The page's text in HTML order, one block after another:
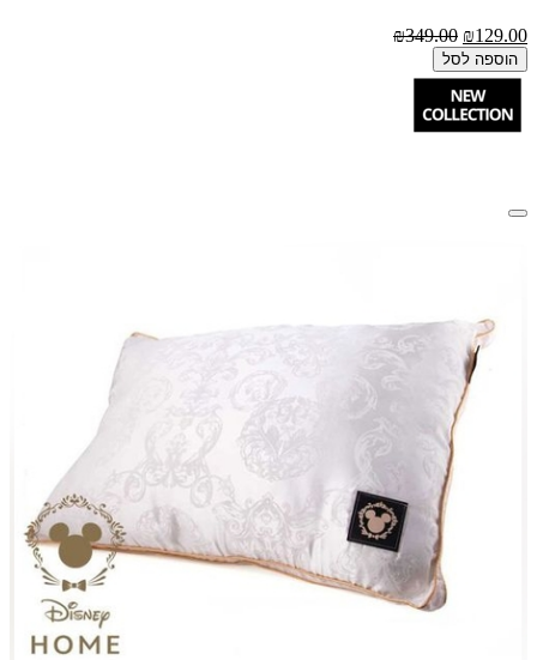
₪129.00
₪349.00
הוספה לסל